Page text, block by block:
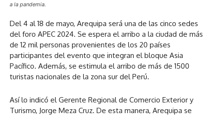
a la pandemia.
Del 4 al 18 de mayo, Arequipa será una de las cinco sedes
del foro APEC 2024. Se espera el arribo a la ciudad de más
de 12 mil personas provenientes de los 20 países
participantes del evento que integran el bloque Asia
Pacífico. Además, se estimula el arribo de más de 1500
turistas nacionales de la zona sur del Perú.
Así lo indicó el Gerente Regional de Comercio Exterior y
Turismo, Jorge Meza Cruz. De esta manera, Arequipa se